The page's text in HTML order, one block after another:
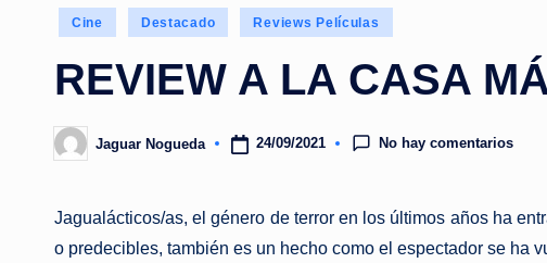
Publicado
Cine Destacado Reviews Películas
REVIEW A LA CASA
Publicado
por
Jaguar Nogueda 24/09/2021 No hay comentarios
Jagualácticos/as, el género de terror en los últimos años ha
o predecibles, también es un hecho como el espectador se ha